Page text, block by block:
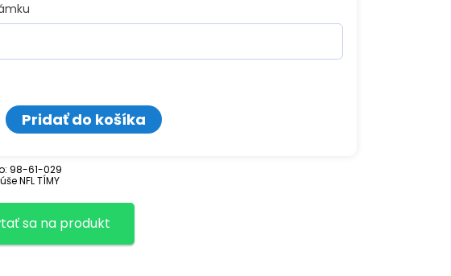
Pridať do košíka
98-61-029
NFL TÍMY
sa na produkt